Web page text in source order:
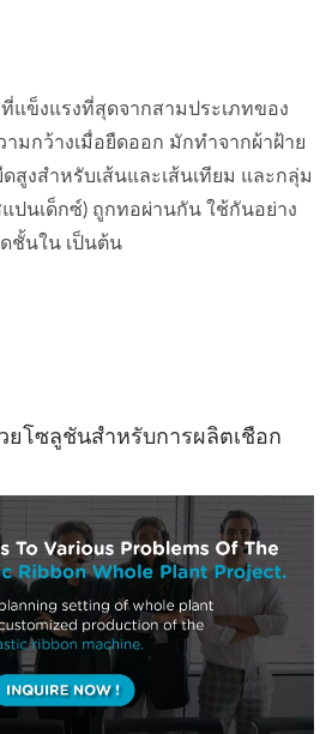
แข็งแรงที่สุดจากสามประเภทของ
มกว้างเมื่อยืดออก มักทำจากผ้าฝ้าย
สูงสำหรับเส้นและเส้นเทียม และกลุ่ม
ปนเด็กซ์) ถูกทอผ่านกัน ใช้กันอย่าง
ชั้นใน เป็นต้น
ยโซลูชันสำหรับการผลิตเชือก